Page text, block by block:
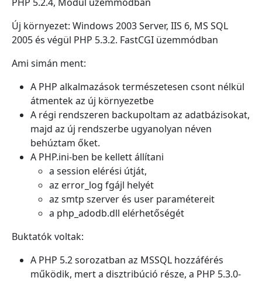
Új környezet: Windows 2003 Server, IIS 6, MS SQL
2005 és végül PHP 5.3.2. FastCGI üzemmódban
Ami simán ment:
A PHP alkalmazások természetesen csont nélkül
átmentek az új környezetbe
A régi rendszeren backupoltam az adatbázisokat,
majd az új rendszerbe ugyanolyan néven
behúztam őket.
A PHP.ini-ben be kellett állítani
a session elérési útját,
az error_log fgájl helyét
az smtp szerver és user paramétereit
a php_adodb.dll elérhetőségét
Buktatók voltak:
A PHP 5.2 sorozatban az MSSQL hozzáférés
működik, mert a disztribúció része, a PHP 5.3.0-